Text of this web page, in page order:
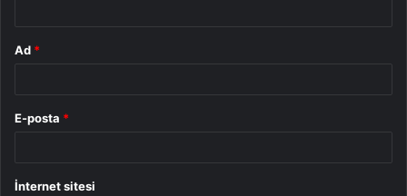
Ad *
E-posta *
İnternet sitesi